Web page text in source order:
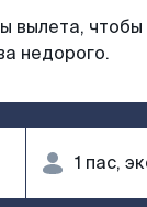
вылета, чтобы
недорого.